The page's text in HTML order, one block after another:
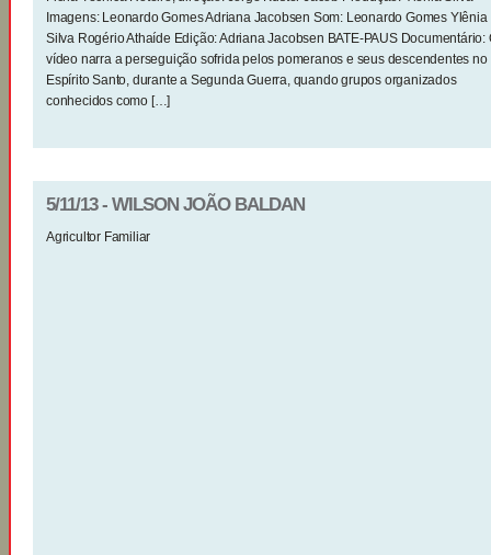
Imagens: Leonardo Gomes Adriana Jacobsen Som: Leonardo Gomes Ylênia
Silva Rogério Athaíde Edição: Adriana Jacobsen BATE-PAUS Documentário:
vídeo narra a perseguição sofrida pelos pomeranos e seus descendentes no
Espírito Santo, durante a Segunda Guerra, quando grupos organizados
conhecidos como […]
5/11/13 - WILSON JOÃO BALDAN
Agricultor Familiar